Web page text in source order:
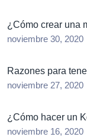
¿Cómo crear una
noviembre 30, 2020
Razones para
noviembre 27, 2020
¿Cómo hacer un
noviembre 16, 2020